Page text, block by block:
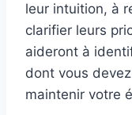
leur intuition, à
clarifier leurs
aideront à
dont vous
maintenir votre